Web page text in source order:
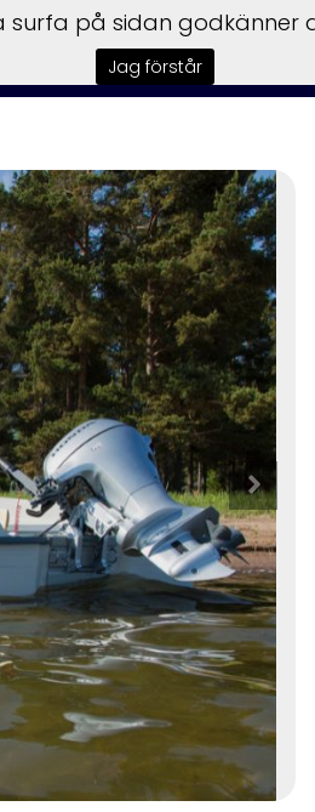
Trailers Garmin
på sidan godkänner
Jag förstår